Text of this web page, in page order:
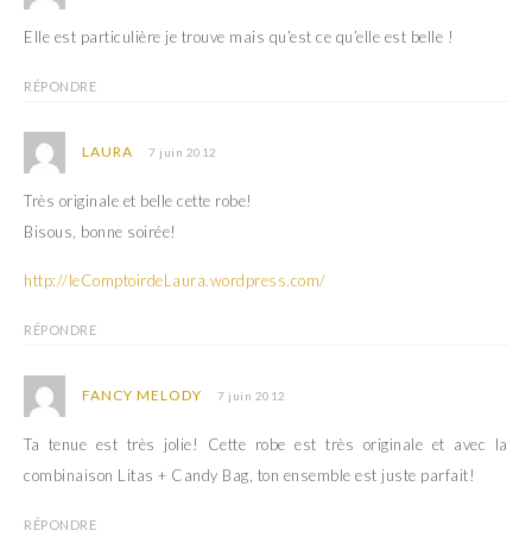
)
Elle est particulière je trouve mais qu’est ce qu’elle est belle !
RÉPONDRE
LAURA 7 juin 2012
Très originale et belle cette robe!
Bisous, bonne soirée!
http://leComptoirdeLaura.wordpress.com/
RÉPONDRE
FANCY MELODY 7 juin 2012
Ta tenue est très jolie! Cette robe est très originale et avec la
combinaison Litas + Candy Bag, ton ensemble est juste parfait!
RÉPONDRE